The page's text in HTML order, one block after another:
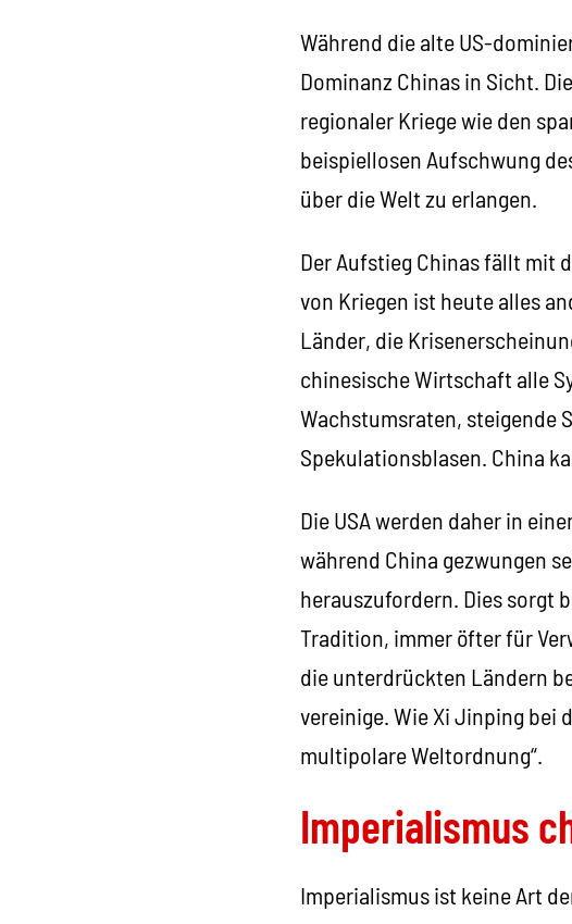
Während die alte US-
Dominanz Chinas in Sicht.
regionaler Kriege wie den
beispiellosen Aufschwung
über die Welt zu erlangen.
Der Aufstieg Chinas fällt mit
von Kriegen ist heute alles
Länder, die
chinesische Wirtschaft alle
Wachstumsraten, steigende
Spekulationsblasen. China
Die USA werden daher in
während China gezwungen
herauszufordern. Dies sorgt
Tradition, immer öfter für
die unterdrückten Ländern
vereinige. Wie Xi Jinping bei
multipolare Weltordnung“.
Imperialismus
Imperialismus ist keine Art